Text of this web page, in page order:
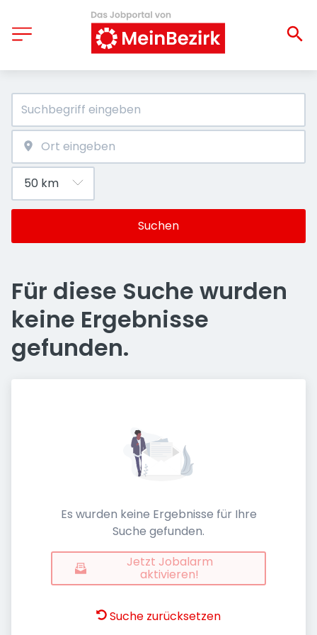
Suchen
Für diese Suche wurden
keine Ergebnisse
gefunden.
Es wurden keine Ergebnisse für Ihre
Suche gefunden.
Jetzt Jobalarm
aktivieren!
Suche zurücksetzen